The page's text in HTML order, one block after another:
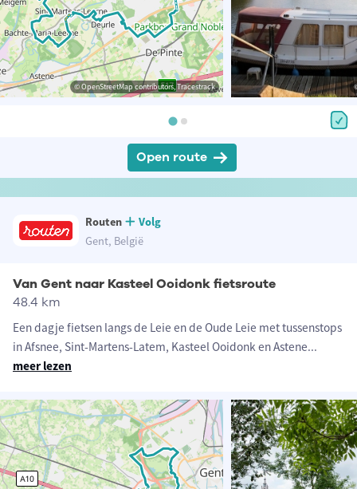
© OpenStreetMap contributors, Tracestrack
Open route
Routen
Volg
Gent, België
Van Gent naar Kasteel Ooidonk fietsroute
48.4 km
Een dagje fietsen langs de Leie en de Oude Leie met tussenstops
in Afsnee, Sint-Martens-Latem, Kasteel Ooidonk en Astene...
meer lezen